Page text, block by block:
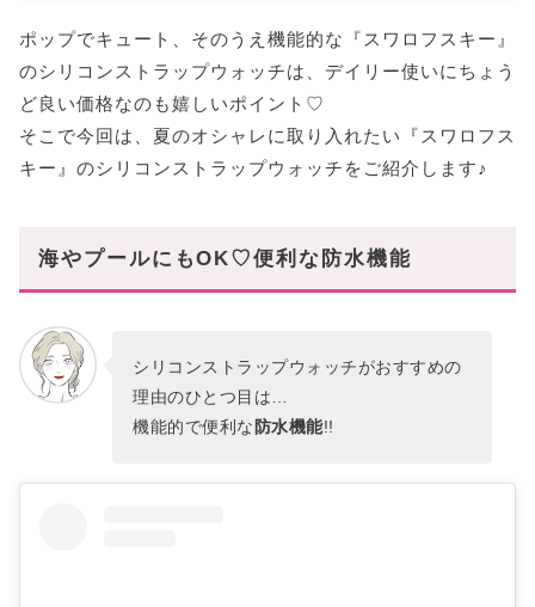
ポップでキュート、そのうえ機能的な『スワロフスキー』
のシリコンストラップウォッチは、デイリー使いにちょう
ど良い価格なのも嬉しいポイント♡
そこで今回は、夏のオシャレに取り入れたい『スワロフス
キー』のシリコンストラップウォッチをご紹介します♪
海やプールにもOK♡便利な防水機能
シリコンストラップウォッチがおすすめの
理由のひとつ目は…
機能的で便利な 防水機能!!